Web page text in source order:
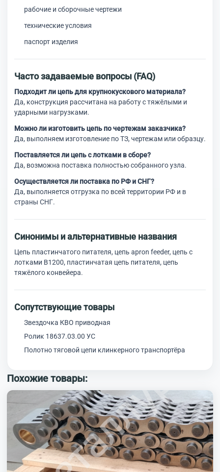
рабочие и сборочные чертежи
технические условия
паспорт изделия
Часто задаваемые вопросы (FAQ)
Подходит ли цепь для крупнокускового материала?
Да, конструкция рассчитана на работу с тяжёлыми и
ударными нагрузками.
Можно ли изготовить цепь по чертежам заказчика?
Да, выполняем изготовление по ТЗ, чертежам или образцу.
Поставляется ли цепь с лотками в сборе?
Да, возможна поставка полностью собранного узла.
Осуществляется ли поставка по РФ и СНГ?
Да, выполняется отгрузка по всей территории РФ и в
страны СНГ.
Синонимы и альтернативные названия
Цепь пластинчатого питателя, цепь apron feeder, цепь с
лотками В1200, пластинчатая цепь питателя, цепь
тяжёлого конвейера.
Сопутствующие товары
Звездочка КВО приводная
Ролик 18637.03.00 УС
Полотно тяговой цепи клинкерного транспортёра
Похожие товары: